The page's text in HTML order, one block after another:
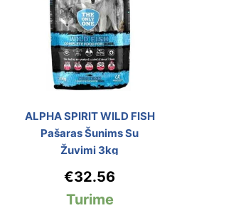
ALPHA SPIRIT WILD FISH
Pašaras Šunims Su
Žuvimi 3kg
€32.56
Turime